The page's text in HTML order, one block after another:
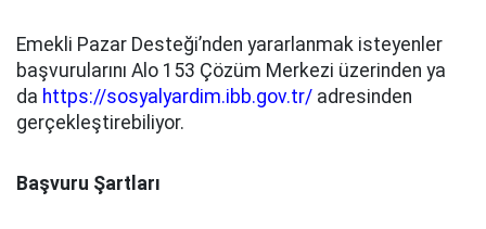
Emekli Pazar Desteği’nden yararlanmak isteyenler
başvurularını Alo 153 Çözüm Merkezi üzerinden ya
da https://sosyalyardim.ibb.gov.tr/ adresinden
gerçekleştirebiliyor.
Başvuru Şartları